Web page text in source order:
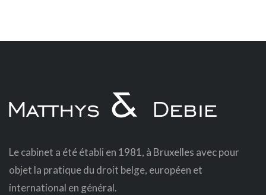
Le cabinet a été établi en 1981, à Bruxelles avec pour
objet la pratique du droit belge, européen et
international en général.